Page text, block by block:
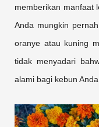
memberikan manfaat
Anda mungkin
oranye atau kuning
tidak menyadari
alami bagi kebun Anda.